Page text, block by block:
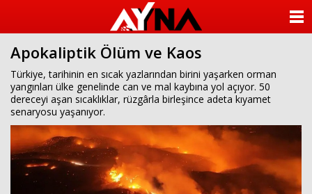
sohbet
cinsel
sohbet
sohbet
mobil
sohbet
islami
sohbetler
Apokaliptik Ölüm ve Kaos
Türkiye, tarihinin en sıcak yazlarından birini yaşarken orman
yangınları ülke genelinde can ve mal kaybına yol açıyor. 50
dereceyi aşan sıcaklıklar, rüzgârla birleşince adeta kıyamet
senaryosu yaşanıyor.
YAZARLAR
VİDEO GALERİ